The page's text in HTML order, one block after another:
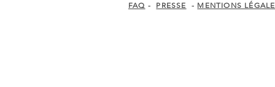
FAQ - PRESSE - MENTIONS